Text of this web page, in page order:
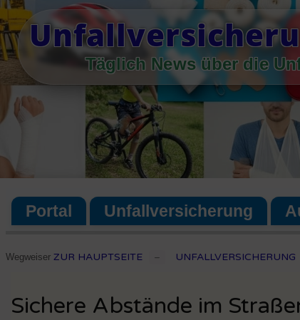
Skip
to
content
Täglich News über die
Portal Unfallversicherung
Wegweiser ZUR HAUPTSEITE – UNFALLVERSICHERUNG
Sichere Abstände im